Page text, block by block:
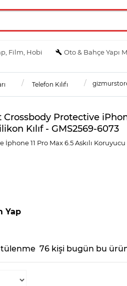
Film, Hobi Oto & Bahçe Yapı
Telefon Kılıfı
Protective
Kılıf - GMS2569-6073
11 Pro Max 6.5 Askılı Koruyucu
Yap
76 kişi bugün bu